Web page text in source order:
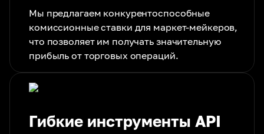
Мы предлагаем конкурентоспособные
комиссионные ставки для маркет-мейкеров,
что позволяет им получать значительную
прибыль от торговых операций.
Гибкие инструменты API